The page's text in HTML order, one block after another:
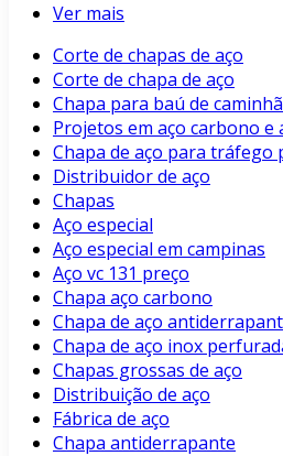
Ver mais
Corte de chapas de aço
Corte de chapa de aço
Chapa para baú de
Projetos em aço carbono e
Chapa de aço para tráfego
Distribuidor de aço
Chapas
Aço especial
Aço especial em campinas
Aço vc 131 preço
Chapa aço carbono
Chapa de aço
Chapa de aço inox
Chapas grossas de aço
Distribuição de aço
Fábrica de aço
Chapa antiderrapante